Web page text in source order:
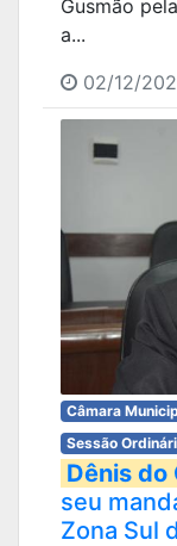
Gusmão
a...
02/12/
Câmara
Sessão
Dênis do
seu
Zona Sul